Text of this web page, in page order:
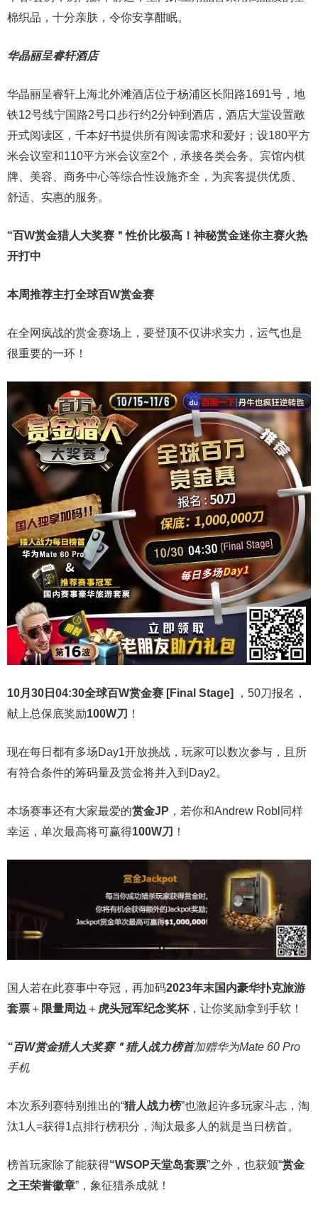
棉织品，十分亲肤，令你安享酣眠。
华晶丽呈睿轩酒店
华晶丽呈睿轩上海北外滩酒店位于杨浦区长阳路1691号，地
铁12号线宁国路2号口步行约2分钟到酒店，酒店大堂设置敞
开式阅读区，千本好书提供所有阅读需求和爱好；设180平方
米会议室和110平方米会议室2个，承接各类会务。宾馆内棋
牌、美容、商务中心等综合性设施齐全，为宾客提供优质、
舒适、实惠的服务。
“百W赏金猎人大奖赛＂性价比极高！ 神秘赏金迷你主赛火热
开打中
本周推荐主打全球百W赏金赛
在全网疯战的赏金赛场上，要登顶不仅讲求实力，运气也是
很重要的一环！
10月30日04:30全球百W赏金赛 [Final Stage]
，50刀报名，
献上总保底奖励100W刀 ！
现在每日都有多场Day1开放挑战，玩家可以数次参与，且所
有符合条件的筹码量及赏金将并入到Day2。
本场赛事还有大家最爱的赏金JP ，若你和Andrew Robl同样
幸运，单次最高将可赢得100W刀 ！
国人若在此赛事中夺冠，再加码2023年末国内豪华扑克旅游
套票 ＋ 限量周边 ＋ 虎头冠军纪念奖杯，让你奖励拿到手软！
“百W赏金猎人大奖赛＂猎人战力榜首加赠华为Mate 60 Pro
手机
本次系列赛特别推出的“猎人战力榜”也激起许多玩家斗志，淘
汰1人=获得1点排行榜积分，淘汰最多人的就是当日榜首。
榜首玩家除了能获得“WSOP天堂岛套票”之外，也获颁“赏金
之王荣誉徽章”，象征猎杀成就！